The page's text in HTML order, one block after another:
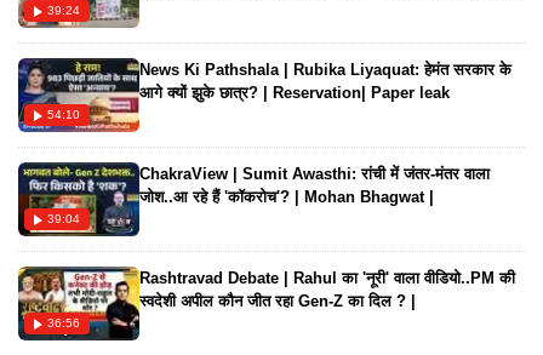
39:24
54:10
News Ki Pathshala | Rubika Liyaquat: हेमंत सरकार के
आगे क्यों झुके छात्र? | Reservation| Paper leak
39:04
ChakraView | Sumit Awasthi: रांची में जंतर-मंतर वाला
जोश..आ रहे हैं 'कॉकरोच'? | Mohan Bhagwat |
36:56
Rashtravad Debate | Rahul का 'नूरी' वाला वीडियो..PM की
स्वदेशी अपील कौन जीत रहा Gen-Z का दिल ? |